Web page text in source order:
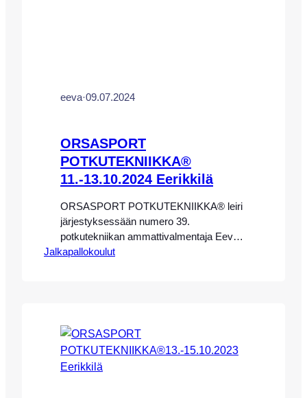
eeva·09.07.2024
ORSASPORT
POTKUTEKNIIKKA®
11.-13.10.2024 Eerikkilä
ORSASPORT POTKUTEKNIIKKA® leiri
järjestyksessään numero 39.
potkutekniikan ammattivalmentaja Eeva-
Maria Saaren johdolla Eerikkilän
SIVUILLAMME! VOIT MYÖS
ILMOITTAUTUA JONOTUSLISTALLE
MAHDOLLISTA PERUUTUSPAIKKAA
VARTEN TÄLLE LEIRILLE SORAAN
Jalkapallokoulut